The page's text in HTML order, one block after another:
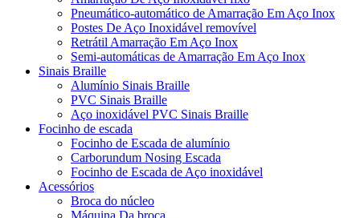
Pneumático-automático de Amarração Em Aço Inox
Postes De Aço Inoxidável removível
Retrátil Amarração Em Aço Inox
Semi-automáticas de Amarração Em Aço Inox
Sinais Braille
Alumínio Sinais Braille
PVC Sinais Braille
Aço inoxidável PVC Sinais Braille
Focinho de escada
Focinho de Escada de alumínio
Carborundum Nosing Escada
Focinho de Escada de Aço inoxidável
Acessórios
Broca do núcleo
Máquina Da broca